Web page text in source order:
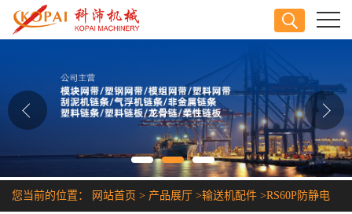
公司介绍
公司动态
证书荣誉
您当前的位置： 网站首页 > 产品展厅 >输送机配件 >RS60P防静电